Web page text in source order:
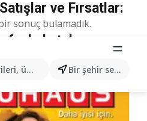
ürünleri arayın... Bir şehir seçin
ve Fırsatlar:
sonuç bulamadık.
fazla katalog